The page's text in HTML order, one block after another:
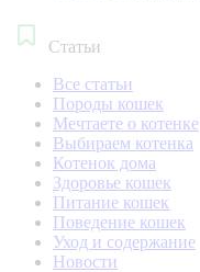
Статьи
Все статьи
Породы кошек
Мечтаете о котенке
Выбираем котенка
Котенок дома
Здоровье кошек
Питание кошек
Поведение кошек
Уход и содержание
Новости